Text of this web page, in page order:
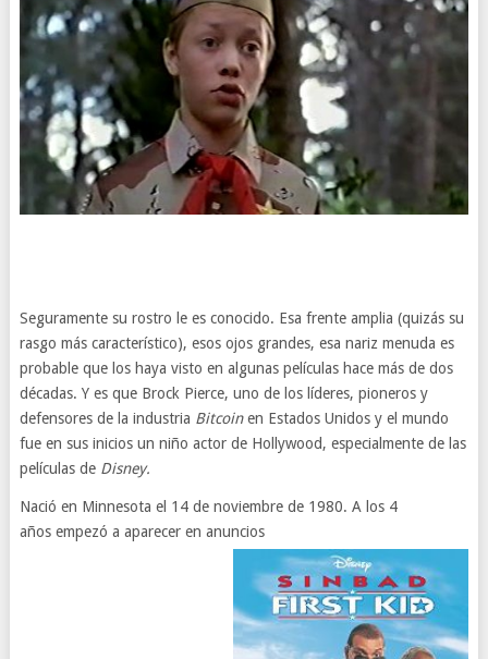
Seguramente su rostro le es conocido. Esa frente amplia (quizás su
rasgo más característico), esos ojos grandes, esa nariz menuda es
probable que los haya visto en algunas películas hace más de dos
décadas. Y es que Brock Pierce, uno de los líderes, pioneros y
defensores de la industria Bitcoinen Estados Unidos y el mundo
fue en sus inicios un niño actor de Hollywood, especialmente de las
películas de Disney.
Nació en Minnesota el 14 de noviembre de 1980. A los 4
años empezó a aparecer en anuncios